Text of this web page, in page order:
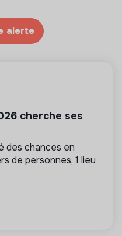
alerte
cherche ses
des chances en
de personnes, 1 lieu